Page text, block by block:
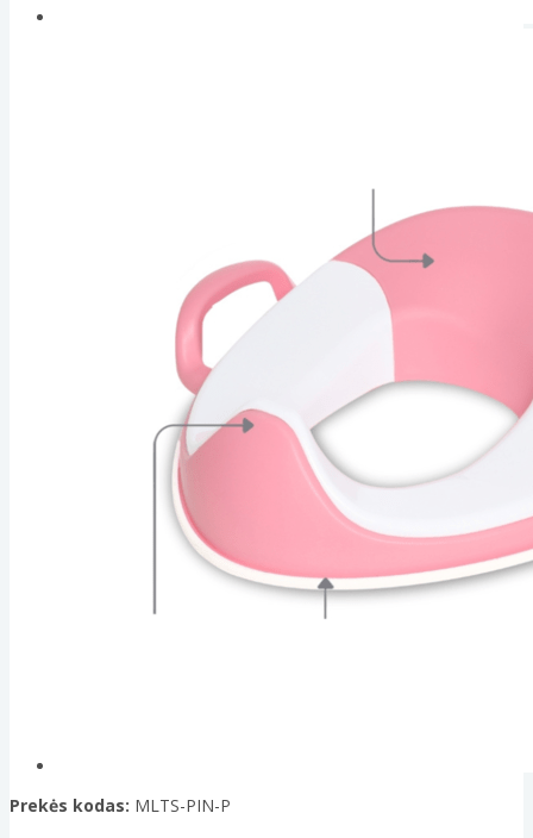
Prekės kodas: MLTS-PIN-P